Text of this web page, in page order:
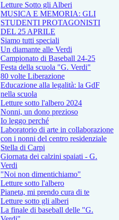
Letture Sotto gli Alberi
MUSICA E MEMORIA: GLI
STUDENTI PROTAGONISTI
DEL 25 APRILE
Siamo tutti speciali
Un diamante alle Verdi
Campionato di Baseball 24-25
Festa della scuola "G. Verdi"
80 volte Liberazione
Educazione alla legalità: la GdF
nella scuola
Letture sotto l'albero 2024
Nonni, un dono prezioso
Io leggo perché
Laboratorio di arte in collaborazione
con i nonni del centro residenziale
Stella di Carpi
Giornata dei calzini spaiati - G.
Verdi
"Noi non dimentichiamo"
Letture sotto l'albero
Pianeta, mi prendo cura di te
Letture sotto gli alberi
La finale di baseball delle "G.